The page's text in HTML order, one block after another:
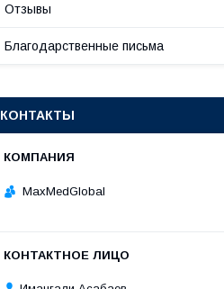
Отзывы
Благодарственные письма
КОНТАКТЫ
MaxMedGlobal